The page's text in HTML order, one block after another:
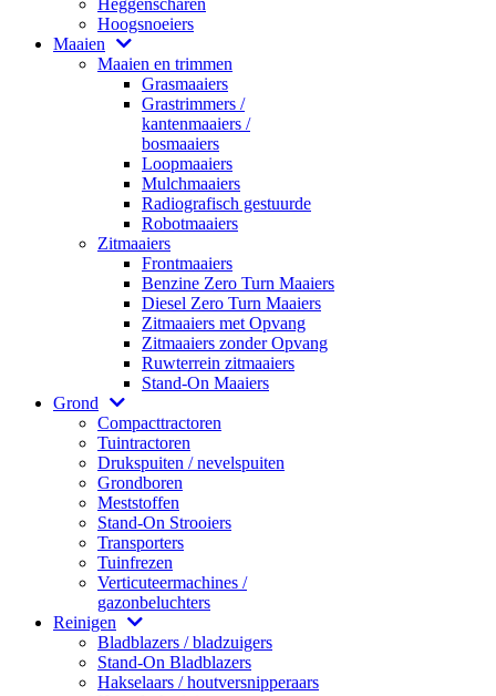
Heggenscharen
Hoogsnoeiers
Maaien
Maaien en trimmen
Grasmaaiers
Grastrimmers /
kantenmaaiers /
bosmaaiers
Loopmaaiers
Mulchmaaiers
Radiografisch gestuurde
Robotmaaiers
Zitmaaiers
Frontmaaiers
Benzine Zero Turn Maaiers
Diesel Zero Turn Maaiers
Zitmaaiers met Opvang
Zitmaaiers zonder Opvang
Ruwterrein zitmaaiers
Stand-On Maaiers
Grond
Compacttractoren
Tuintractoren
Drukspuiten / nevelspuiten
Grondboren
Meststoffen
Stand-On Strooiers
Transporters
Tuinfrezen
Verticuteermachines /
gazonbeluchters
Reinigen
Bladblazers / bladzuigers
Stand-On Bladblazers
Hakselaars / houtversnipperaars